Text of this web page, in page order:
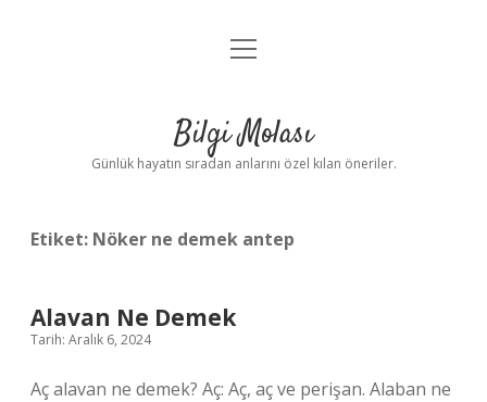
Anasayfa
Yasal Uyarı
menüyü
Bilgi Molası
Günlük hayatın sıradan anlarını özel kılan öneriler.
Etiket: Nöker ne demek antep
Alavan Ne Demek
Tarih: Aralık 6, 2024
Aç alavan ne demek? Aç: Aç, aç ve perişan. Alaban ne